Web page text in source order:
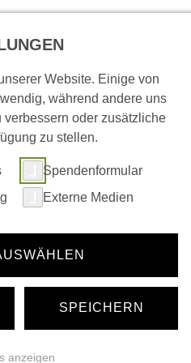
Wege in Arbeit Beratung +
und Agenturinfos
Website. Einige von
während andere uns
verbessern oder zusätzliche
zu stellen.
Spendenformular
Externe Medien
SPEICHERN
anzeigen